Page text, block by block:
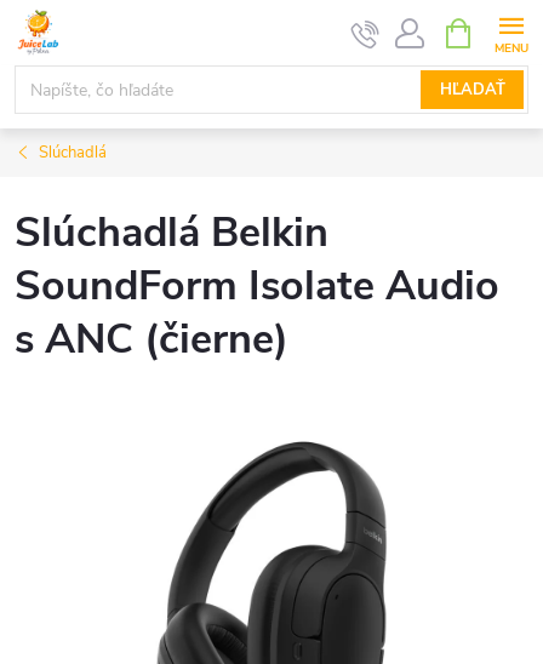
Prejsť
obsah
HĽADAŤ
KOŠÍK
Slúchadlá
Slúchadlá Belkin
SoundForm Isolate Audio
s ANC (čierne)